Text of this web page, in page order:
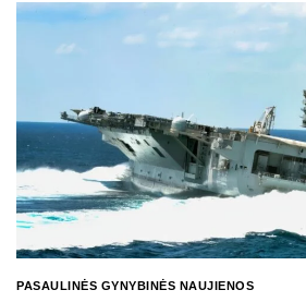
PASAULINĖS GYNYBINĖS NAUJIENOS